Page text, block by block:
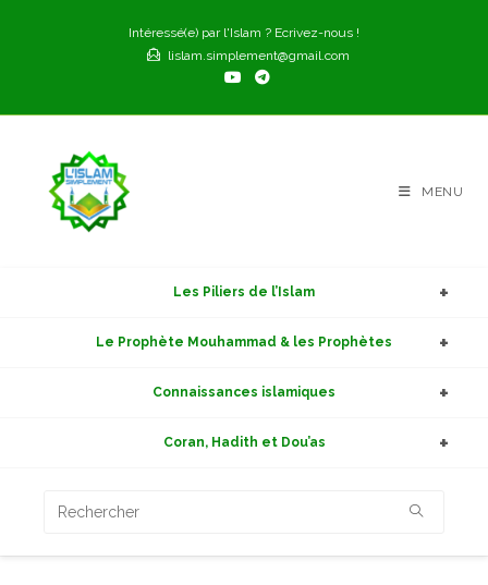
Intéressé(e) par l'Islam ? Ecrivez-nous !
lislam.simplement@gmail.com
MENU
Les Piliers de l’Islam
Le Prophète Mouhammad & les Prophètes
Connaissances islamiques
Coran, Hadith et Dou’as